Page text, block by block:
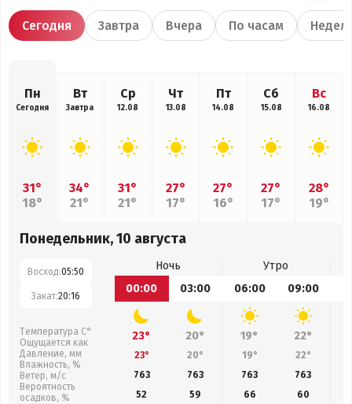
Сегодня Завтра Вчера По часам
Пн
Сегодня
31°
18°
Вт
Завтра
34°
21°
Ср
12.08
31°
21°
Чт
13.08
27°
17°
Пт
14.08
27°
16°
Сб
15.08
27°
17°
Вс
16.08
28°
19°
Понедельник, 10 августа
Восход:05:50
Закат:20:16
Температура С°
Ощущается как
Давление, мм
Влажность, %
Ветер, м/с
Вероятность
осадков, %
Ночь
Утро
00:00
03:00 06:00 09:00
23° 20° 19° 22°
23° 20° 19° 22°
763
763 763 763
52
59 66 60